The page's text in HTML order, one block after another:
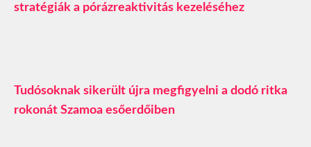
stratégiák a pórázreaktivitás kezeléséhez
Tudósoknak sikerült újra megfigyelni a dodó ritka
rokonát Szamoa esőerdőiben